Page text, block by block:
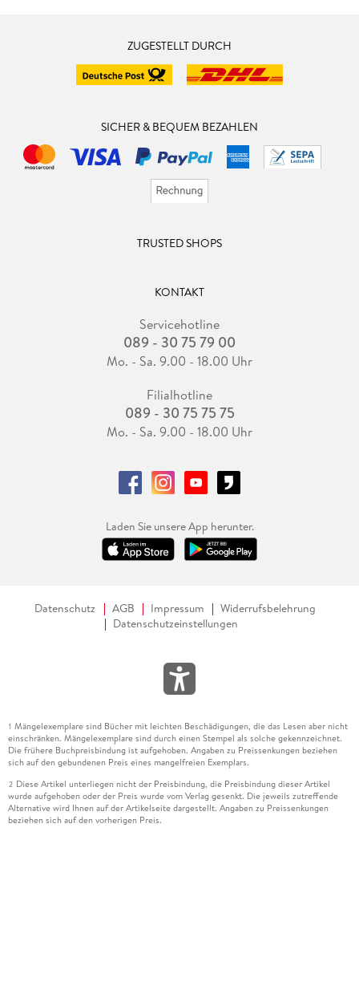
ZUGESTELLT DURCH
SICHER & BEQUEM BEZAHLEN
TRUSTED SHOPS
KONTAKT
Servicehotline
089 - 30 75 79 00
Mo. - Sa. 9.00 - 18.00 Uhr
Filialhotline
089 - 30 75 75 75
Mo. - Sa. 9.00 - 18.00 Uhr
Laden Sie unsere App herunter.
Datenschutz AGB Impressum
Widerrufsbelehrung
Datenschutzeinstellungen
1 Mängelexemplare sind Bücher mit leichten Beschädigungen, die das Lesen aber nicht
einschränken. Mängelexemplare sind durch einen Stempel als solche gekennzeichnet.
Die frühere Buchpreisbindung ist aufgehoben. Angaben zu Preissenkungen beziehen
sich auf den gebundenen Preis eines mangelfreien Exemplars.
2 Diese Artikel unterliegen nicht der Preisbindung, die Preisbindung dieser Artikel
wurde aufgehoben oder der Preis wurde vom Verlag gesenkt. Die jeweils zutreffende
Alternative wird Ihnen auf der Artikelseite dargestellt. Angaben zu Preissenkungen
beziehen sich auf den vorherigen Preis.